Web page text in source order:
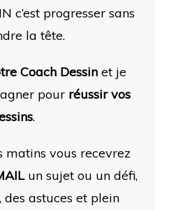
c’est progresser sans
la tête.
Coach Dessin et je
pour réussir vos
.
matins vous recevrez
un sujet ou un défi,
des astuces et plein